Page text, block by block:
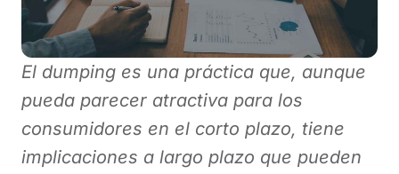
El dumping es una práctica que, aunque
pueda parecer atractiva para los
consumidores en el corto plazo, tiene
implicaciones a largo plazo que pueden